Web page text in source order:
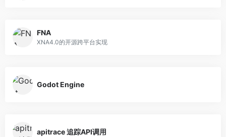
FNA
XNA4.0的开源跨平台实现
Godot Engine
apitrace 追踪API调用